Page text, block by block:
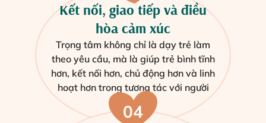
Kết nối, giao tiếp và điều
hòa cảm xúc
Trọng tâm không chỉ là dạy trẻ làm
theo yêu cầu, mà là giúp trẻ bình tĩnh
hơn, kết nối hơn, chủ động hơn và linh
hoạt hơn trong tương tác với người
khác.
04